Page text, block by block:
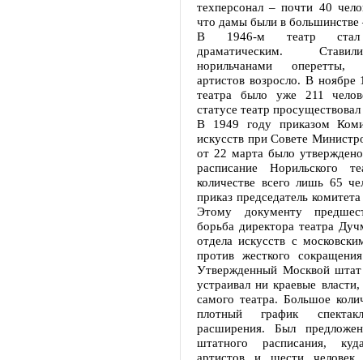
техперсонал – почти 40
что дамы были в большинстве
В 1946-м театр стал
драматическим.
норильчанами оперетты,
артистов возросло. В ноябре
театра было уже 211
статусе театр
В 1949 году приказом
искусств при Совете
от 22 марта было
расписание Норильского
количестве всего лишь 65
приказ председатель
Этому документу
борьба директора театра
отдела искусств с
против жесткого
Утвержденный Москвой
устраивал ни краевые
самого театра. Большое
плотный график
расширения. Был
штатного расписания,
артистов и шести человек